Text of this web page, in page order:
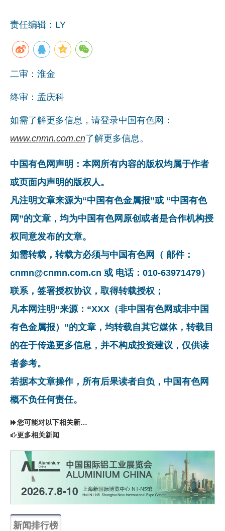
责任编辑：LY
二审：淮金
终审：孟庆科
如需了解更多信息，请登录中国有色网：
www.cnmn.com.cn了解更多信息。
中国有色网声明：本网所有内容的版权均属于作者
或页面内声明的版权人。
凡注明文章来源为“中国有色金属报”或 “中国有色
网”的文章，均为中国有色网原创或者是合作机构授
权同意发布的文章。
如需转载，转载方必须与中国有色网（ 邮件：
cnmn@cnmn.com.cn 或 电话：010-63971479）
联系，签署授权协议，取得转载授权；
凡本网注明“来源：“XXX（非中国有色网或非中国
有色金属报）”的文章，均转载自其它媒体，转载目
的在于传递更多信息，并不构成投资建议，仅供读
者参考。
若据本文章操作，所有后果读者自负，中国有色网
概不负任何责任。
您可能对以下相关新闻同样感兴趣
更多相关新闻
新闻排行榜